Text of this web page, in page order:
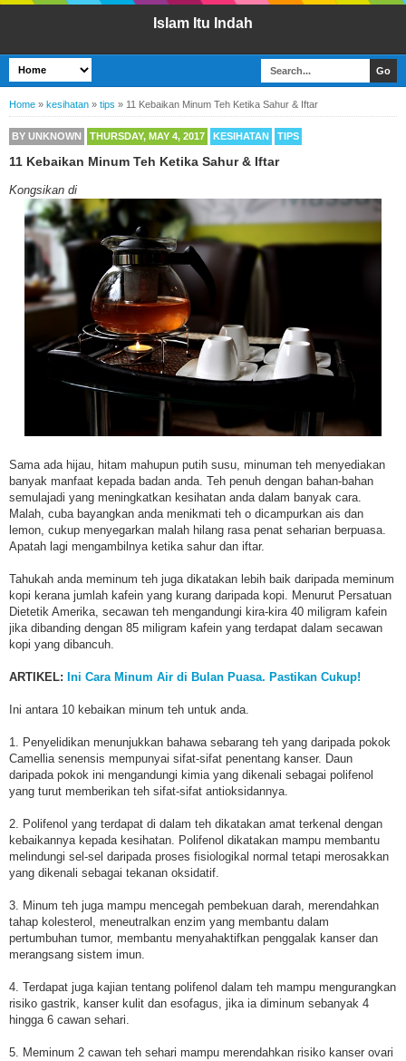
Islam Itu Indah
Home » kesihatan » tips » 11 Kebaikan Minum Teh Ketika Sahur & Iftar
BY UNKNOWN THURSDAY, MAY 4, 2017 KESIHATAN TIPS
11 Kebaikan Minum Teh Ketika Sahur & Iftar
Kongsikan di
Sama ada hijau, hitam mahupun putih susu, minuman teh menyediakan
banyak manfaat kepada badan anda. Teh penuh dengan bahan-bahan
semulajadi yang meningkatkan kesihatan anda dalam banyak cara.
Malah, cuba bayangkan anda menikmati teh o dicampurkan ais dan
lemon, cukup menyegarkan malah hilang rasa penat seharian berpuasa.
Apatah lagi mengambilnya ketika sahur dan iftar.
Tahukah anda meminum teh juga dikatakan lebih baik daripada meminum
kopi kerana jumlah kafein yang kurang daripada kopi. Menurut Persatuan
Dietetik Amerika, secawan teh mengandungi kira-kira 40 miligram kafein
jika dibanding dengan 85 miligram kafein yang terdapat dalam secawan
kopi yang dibancuh.
ARTIKEL: Ini Cara Minum Air di Bulan Puasa. Pastikan Cukup!
Ini antara 10 kebaikan minum teh untuk anda.
1. Penyelidikan menunjukkan bahawa sebarang teh yang daripada pokok
Camellia senensis mempunyai sifat-sifat penentang kanser. Daun
daripada pokok ini mengandungi kimia yang dikenali sebagai polifenol
yang turut memberikan teh sifat-sifat antioksidannya.
2. Polifenol yang terdapat di dalam teh dikatakan amat terkenal dengan
kebaikannya kepada kesihatan. Polifenol dikatakan mampu membantu
melindungi sel-sel daripada proses fisiologikal normal tetapi merosakkan
yang dikenali sebagai tekanan oksidatif.
3. Minum teh juga mampu mencegah pembekuan darah, merendahkan
tahap kolesterol, meneutralkan enzim yang membantu dalam
pertumbuhan tumor, membantu menyahaktifkan penggalak kanser dan
merangsang sistem imun.
4. Terdapat juga kajian tentang polifenol dalam teh mampu mengurangkan
risiko gastrik, kanser kulit dan esofagus, jika ia diminum sebanyak 4
hingga 6 cawan sehari.
5. Meminum 2 cawan teh sehari mampu merendahkan risiko kanser ovari